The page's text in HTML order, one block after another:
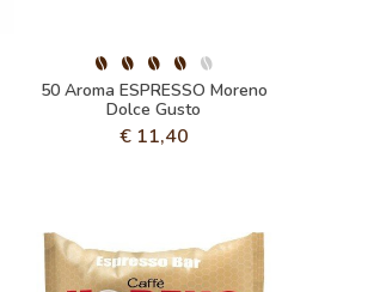
50 Aroma ESPRESSO Moreno
Dolce Gusto
€ 11,40